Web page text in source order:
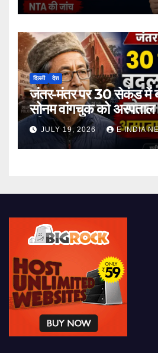
दिल्ली देश
जंतर-मंतर पर 30 सेकंड में
सोनम वांगचुक को अस्पताल
पुलिस
JULY 19, 2026 E INDIA